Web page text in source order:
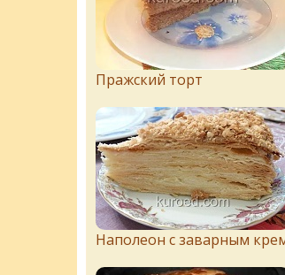
Пражский торт
Наполеон с заварным